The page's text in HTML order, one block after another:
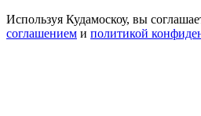
Используя Кудамоскоу, вы
соглашением и политикой